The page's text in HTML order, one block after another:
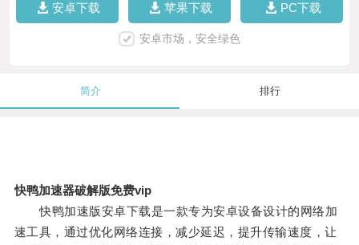
安卓下载 苹果下载 PC下载
安卓市场，安全绿色
简介 排行
快鸭加速器破解版免费vip
快鸭加速版安卓下载是一款专为安卓设备设计的网络加
速工具，通过优化网络连接，减少延迟，提升传输速度，让